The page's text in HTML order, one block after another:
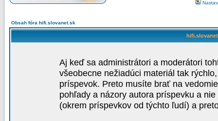
Obsah fóra hifi.slovanet.sk
Aj keď sa administrátori a moderátori
všeobecne nežiadúci materiál tak
príspevok. Preto musíte brať na
pohľady a názory autora príspevku a
(okrem príspevkov od týchto ľudí) a